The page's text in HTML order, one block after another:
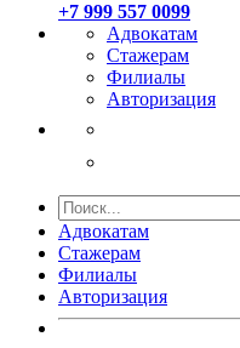
+7 999 557 0099
Адвокатам
Стажерам
Филиалы
Авторизация
Адвокатам
Стажерам
Филиалы
Авторизация